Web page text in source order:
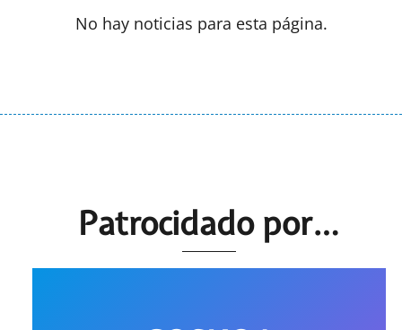
No hay noticias para esta página.
Patrocidado por…